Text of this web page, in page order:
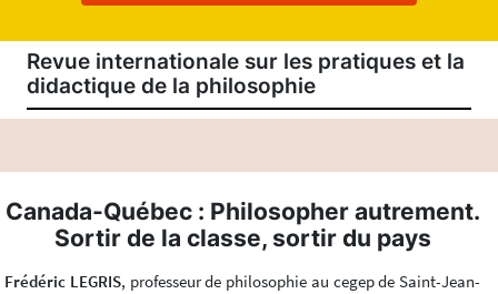
Revue internationale sur les pratiques et la
didactique de la philosophie
Canada-Québec : Philosopher autrement.
Sortir de la classe, sortir du pays
Frédéric LEGRIS, professeur de philosophie au cegep de Saint-Jean-